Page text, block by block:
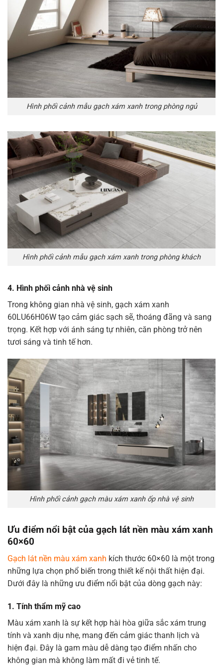
Hình phối cảnh mẫu gạch xám xanh trong phòng ngủ
Hình phối cảnh mẫu gạch xám xanh trong phòng khách
4. Hình phối cảnh nhà vệ sinh
Trong không gian nhà vệ sinh, gạch xám xanh
60LU66H06W tạo cảm giác sạch sẽ, thoáng đãng và sang
trọng. Kết hợp với ánh sáng tự nhiên, căn phòng trở nên
tươi sáng và tinh tế hơn.
Hình phối cảnh gạch màu xám xanh ốp nhà vệ sinh
Ưu điểm nổi bật của gạch lát nền màu xám xanh
60×60
Gạch lát nền màu xám xanh kích thước 60×60 là một trong
những lựa chọn phổ biến trong thiết kế nội thất hiện đại.
Dưới đây là những ưu điểm nổi bật của dòng gạch này:
1. Tính thẩm mỹ cao
Màu xám xanh là sự kết hợp hài hòa giữa sắc xám trung
tính và xanh dịu nhẹ, mang đến cảm giác thanh lịch và
hiện đại. Đây là gam màu dễ dàng tạo điểm nhấn cho
không gian mà không làm mất đi vẻ tinh tế.